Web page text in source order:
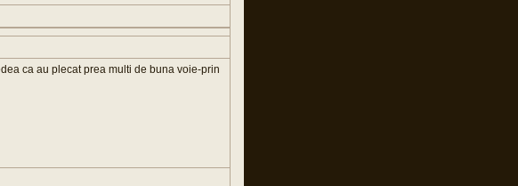
ca au plecat prea multi de buna voie-prin